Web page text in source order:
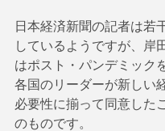
日本経済新聞の記者は若
しているようですが、岸
はポスト・パンデミック
各国のリーダーが新しい
必要性に揃って同意した
のものです。